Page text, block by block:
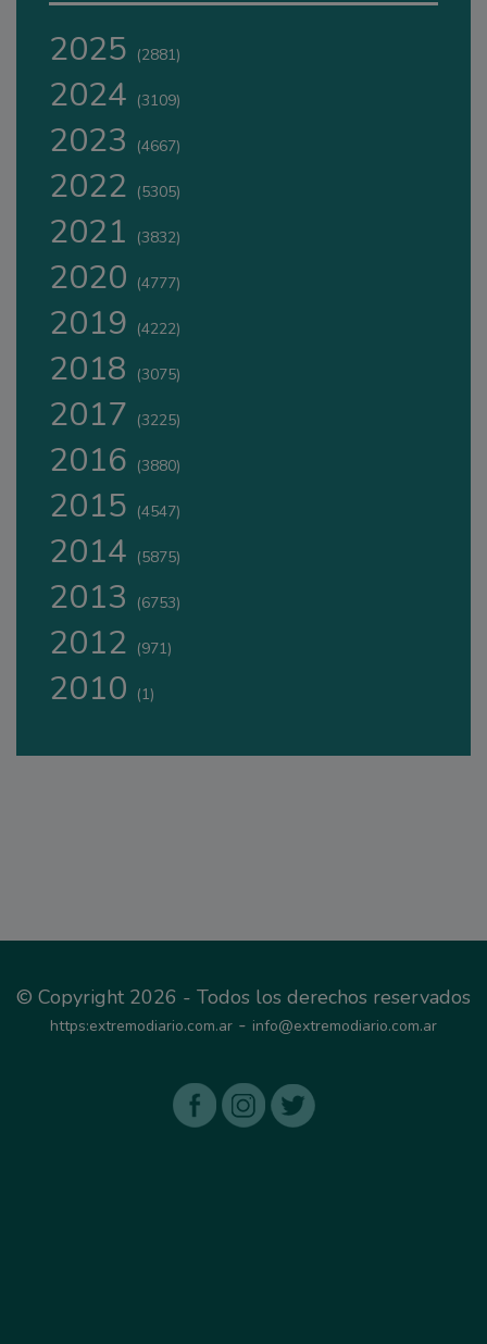
2025 (2881)
2024 (3109)
2023 (4667)
2022 (5305)
2021 (3832)
2020 (4777)
2019 (4222)
2018 (3075)
2017 (3225)
2016 (3880)
2015 (4547)
2014 (5875)
2013 (6753)
2012 (971)
2010 (1)
© Copyright 2026 - Todos los derechos reservados
https:extremodiario.com.ar - info@extremodiario.com.ar